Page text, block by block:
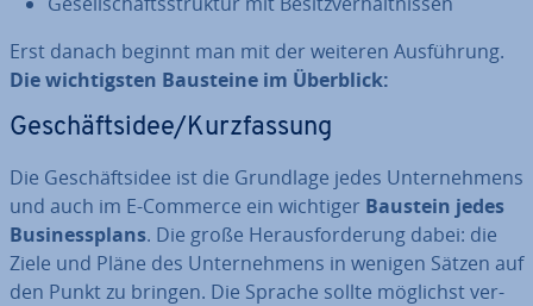
Erst danach beginnt man mit der weiteren Aus­füh­rung.
Die wich­tigs­ten Bausteine im Überblick:
Ge­schäfts­idee/Kurz­fas­sung
Die Ge­schäfts­idee ist die Grundlage jedes Un­ter­neh­mens
und auch im E-Commerce ein wichtiger Baustein jedes
Busi­ness­plans. Die große Her­aus­for­de­rung dabei: die
Ziele und Pläne des Un­ter­neh­mens in wenigen Sätzen auf
den Punkt zu bringen. Die Sprache sollte möglichst ver­